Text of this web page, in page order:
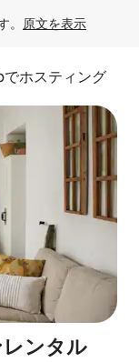
原文を表示
ホスティング
ンタル